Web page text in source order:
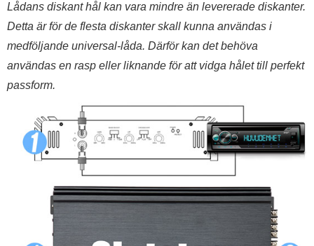
Lådans diskant hål kan vara mindre än levererade diskanter.
Detta är för de flesta diskanter skall kunna användas i
medföljande universal-låda. Därför kan det behöva
användas en rasp eller liknande för att vidga hålet till perfekt
passform.